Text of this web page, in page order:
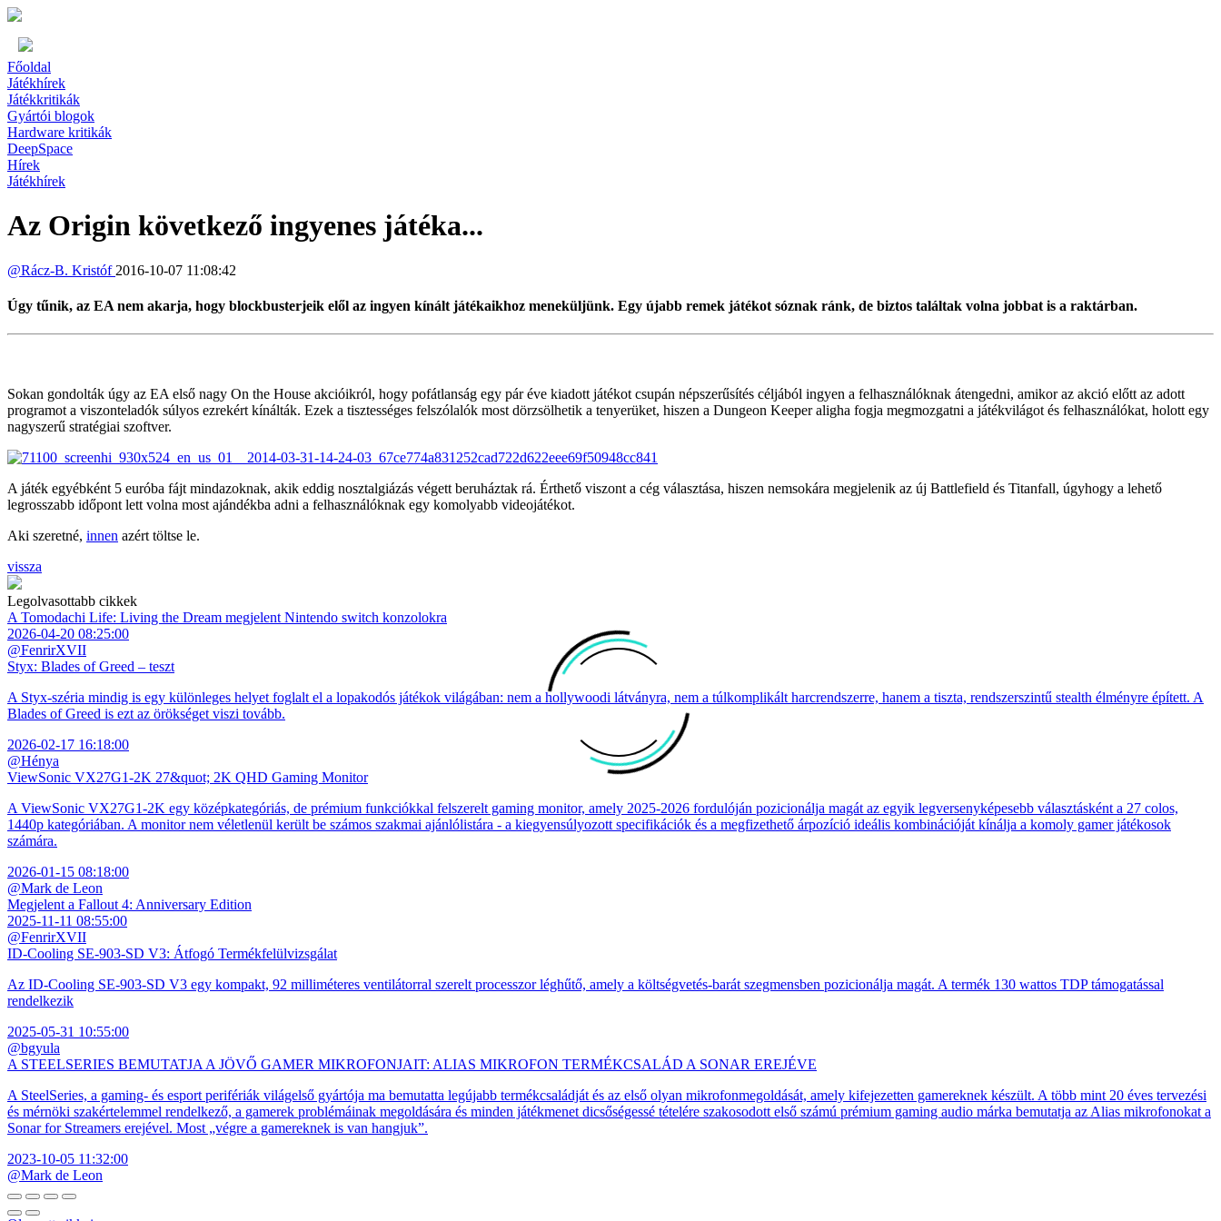
Főoldal
Játékhírek
Játékkritikák
Gyártói blogok
Hardware kritikák
DeepSpace
Hírek
Játékhírek
Az Origin következő ingyenes játéka...
@Rácz-B. Kristóf 2016-10-07 11:08:42
Úgy tűnik, az EA nem akarja, hogy blockbusterjeik elől az ingyen kínált játékaikhoz meneküljünk. Egy újabb remek játékot sóznak ránk, de biztos találtak volna jobbat is a raktárban.
Sokan gondolták úgy az EA első nagy On the House akcióikról, hogy pofátlanság egy pár éve kiadott játékot csupán népszerűsítés céljából ingyen a felhasználóknak átengedni, amikor az akció előtt az adott
programot a viszonteladók súlyos ezrekért kínálták. Ezek a tisztességes felszólalók most dörzsölhetik a tenyerüket, hiszen a Dungeon Keeper aligha fogja megmozgatni a játékvilágot és felhasználókat, holott egy
nagyszerű stratégiai szoftver.
A játék egyébként 5 euróba fájt mindazoknak, akik eddig nosztalgiázás végett beruháztak rá. Érthető viszont a cég választása, hiszen nemsokára megjelenik az új Battlefield és Titanfall, úgyhogy a lehető
legrosszabb időpont lett volna most ajándékba adni a felhasználóknak egy komolyabb videojátékot.
Aki szeretné, innen azért töltse le.
vissza
Legolvasottabb cikkek
A Tomodachi Life: Living the Dream megjelent Nintendo switch konzolokra
2026-04-20 08:25:00
@FenrirXVII
Styx: Blades of Greed – teszt
A Styx-széria mindig is egy különleges helyet foglalt el a lopakodós játékok világában: nem a hollywoodi látványra, nem a túlkomplikált harcrendszerre, hanem a tiszta, rendszerszintű stealth élményre épített. A
Blades of Greed is ezt az örökséget viszi tovább.
2026-02-17 16:18:00
@Hénya
ViewSonic VX27G1-2K 27&quot; 2K QHD Gaming Monitor
A ViewSonic VX27G1-2K egy középkategóriás, de prémium funkciókkal felszerelt gaming monitor, amely 2025-2026 fordulóján pozicionálja magát az egyik legversenyképesebb választásként a 27 colos,
1440p kategóriában. A monitor nem véletlenül került be számos szakmai ajánlólistára - a kiegyensúlyozott specifikációk és a megfizethető árpozíció ideális kombinációját kínálja a komoly gamer játékosok
számára.
2026-01-15 08:18:00
@Mark de Leon
Megjelent a Fallout 4: Anniversary Edition
2025-11-11 08:55:00
@FenrirXVII
ID-Cooling SE-903-SD V3: Átfogó Termékfelülvizsgálat
Az ID-Cooling SE-903-SD V3 egy kompakt, 92 milliméteres ventilátorral szerelt processzor léghűtő, amely a költségvetés-barát szegmensben pozicionálja magát. A termék 130 wattos TDP támogatással
rendelkezik
2025-05-31 10:55:00
@bgyula
A STEELSERIES BEMUTATJA A JÖVŐ GAMER MIKROFONJAIT: ALIAS MIKROFON TERMÉKCSALÁD A SONAR EREJÉVE
A SteelSeries, a gaming- és esport perifériák világelső gyártója ma bemutatta legújabb termékcsaládját és az első olyan mikrofonmegoldását, amely kifejezetten gamereknek készült. A több mint 20 éves tervezési
és mérnöki szakértelemmel rendelkező, a gamerek problémáinak megoldására és minden játékmenet dicsőségessé tételére szakosodott első számú prémium gaming audio márka bemutatja az Alias mikrofonokat a
Sonar for Streamers erejével. Most „végre a gamereknek is van hangjuk”.
2023-10-05 11:32:00
@Mark de Leon